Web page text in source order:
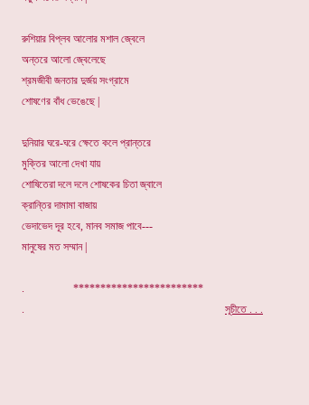
রুশিয়ার বিপ্লব আলোর মশাল জ্বেলে
অন্তরে আলো জ্বেলেছে
শ্রমজীবী জনতার দুর্জয় সংগ্রামে
শোষণের বাঁধ ভেঙেছে |
দুনিয়ার ঘরে-ঘরে ক্ষেতে কলে প্রান্তরে
মুক্তির আলো দেখা যায়
শোষিতেরা দলে দলে শোষকের চিতা জ্বালে
ক্রান্তির দামামা বাজায়
ভেদাভেদ দূর হবে, মানব সমাজ পাবে---
মানুষের মত সম্মান |
. ************************
. সূচীতে . . .